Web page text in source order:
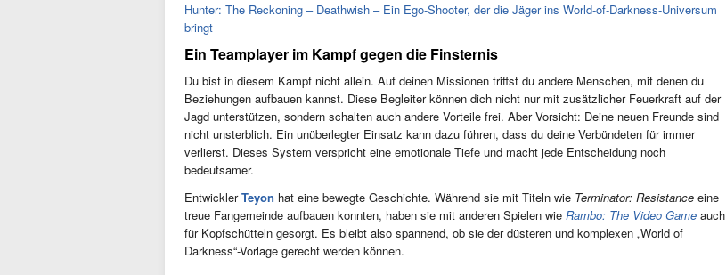
Hunter: The Reckoning – Deathwish – Ein Ego-Shooter, der die Jäger ins World-of-Darkness-Universum
bringt
Ein Teamplayer im Kampf gegen die Finsternis
Du bist in diesem Kampf nicht allein. Auf deinen Missionen triffst du andere Menschen, mit denen du
Beziehungen aufbauen kannst. Diese Begleiter können dich nicht nur mit zusätzlicher Feuerkraft auf der
Jagd unterstützen, sondern schalten auch andere Vorteile frei. Aber Vorsicht: Deine neuen Freunde sind
nicht unsterblich. Ein unüberlegter Einsatz kann dazu führen, dass du deine Verbündeten für immer
verlierst. Dieses System verspricht eine emotionale Tiefe und macht jede Entscheidung noch
bedeutsamer.
EntwicklerTeyon hat eine bewegte Geschichte. Während sie mit Titeln wie Terminator: Resistance eine
treue Fangemeinde aufbauen konnten, haben sie mit anderen Spielen wie Rambo: The Video Game auch
für Kopfschütteln gesorgt. Es bleibt also spannend, ob sie der düsteren und komplexen „World of
Darkness“-Vorlage gerecht werden können.